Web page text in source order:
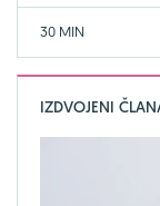
30 MIN
IZDVOJENI